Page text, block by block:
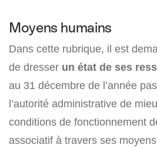
Moyens humains
Dans cette rubrique, il est
de dresser un état de ses
au 31 décembre de l’année
l’autorité administrative de
conditions de fonctionnement
associatif à travers ses